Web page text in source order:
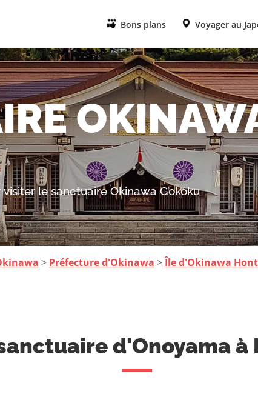
Bons plans Voyager au
le sanctuaire Okinawa Gokoku
> Préfecture d'Okinawa >Île d'Okinawa
d'Onoyama à